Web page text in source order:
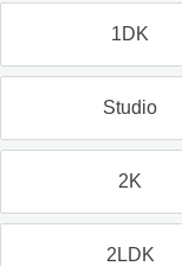
1DK
Studio
2K
2LDK